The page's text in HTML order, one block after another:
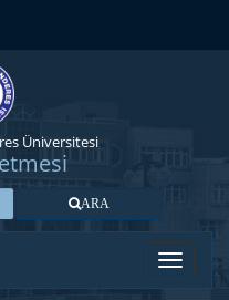
Üniversitesi
ARA